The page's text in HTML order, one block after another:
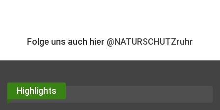
Folge uns auch hier @NATURSCHUTZruhr
Highlights